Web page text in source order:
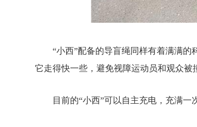
“小西”配备的导盲绳同样有着满满的
它走得快一些，避免视障运动员和观众被
目前的“小西”可以自主充电，充满一次